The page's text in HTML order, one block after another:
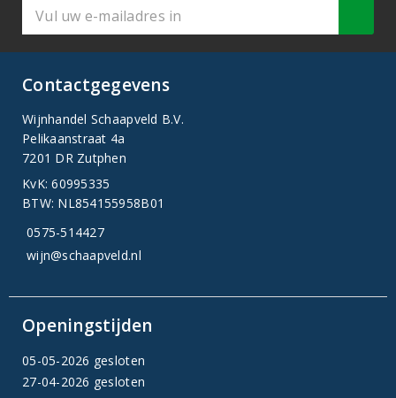
Contactgegevens
Wijnhandel Schaapveld B.V.
Pelikaanstraat 4a
7201 DR Zutphen
KvK: 60995335
BTW: NL854155958B01
0575-514427
wijn@schaapveld.nl
Openingstijden
05-05-2026 gesloten
27-04-2026 gesloten